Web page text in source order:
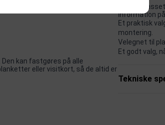
kan fastgøres på alle
eller visitkort, så de altid er
information
Et praktisk
montering.
Velegnet til
Et godt valg,
Tekniske